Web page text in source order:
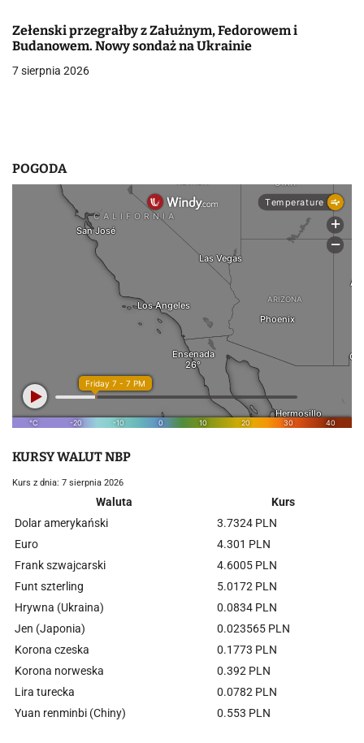
u
Zełenski przegrałby z Załużnym, Fedorowem i
Budanowem. Nowy sondaż na Ukrainie
7 sierpnia 2026
POGODA
KURSY WALUT NBP
Kurs z dnia: 7 sierpnia 2026
Waluta
Kurs
Dolar amerykański
3.7324 PLN
Euro
4.301 PLN
Frank szwajcarski
4.6005 PLN
Funt szterling
5.0172 PLN
Hrywna (Ukraina)
0.0834 PLN
Jen (Japonia)
0.023565 PLN
Korona czeska
0.1773 PLN
Korona norweska
0.392 PLN
Lira turecka
0.0782 PLN
Yuan renminbi (Chiny)
0.553 PLN